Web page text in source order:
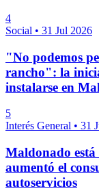
4
Social • 31 Jul 2026
"No podemos
rancho": la
instalarse en
5
Interés General • 31
Maldonado está
aumentó el
autoservicios